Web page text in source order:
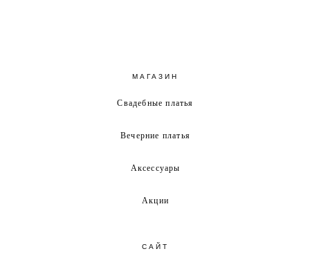
МАГАЗИН
Свадебные платья
Вечерние платья
Аксессуары
Акции
САЙТ